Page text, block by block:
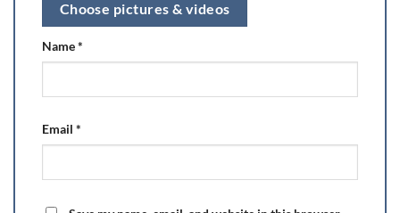
Choose pictures & videos
Name*
Email *